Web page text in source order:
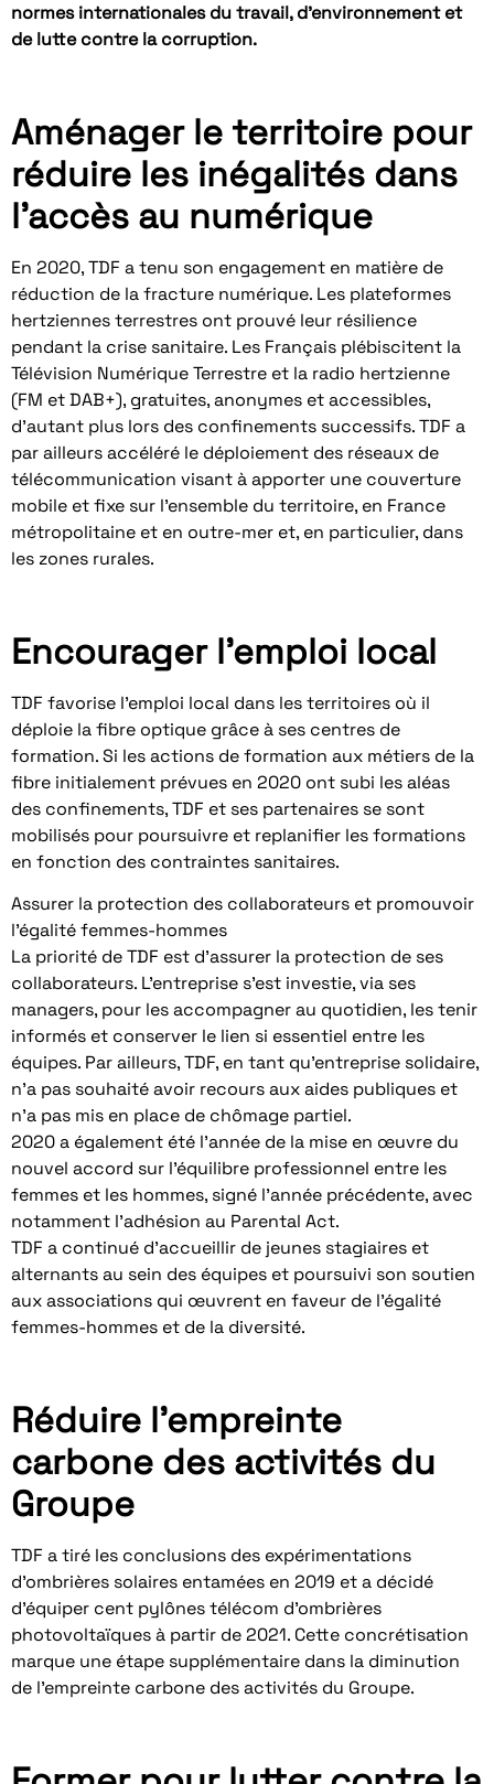
normes internationales du travail, d’environnement et
de lutte contre la corruption.
Aménager le territoire pour
réduire les inégalités dans
l’accès au numérique
En 2020, TDF a tenu son engagement en matière de
réduction de la fracture numérique. Les plateformes
hertziennes terrestres ont prouvé leur résilience
pendant la crise sanitaire. Les Français plébiscitent la
Télévision Numérique Terrestre et la radio hertzienne
(FM et DAB+), gratuites, anonymes et accessibles,
d’autant plus lors des confinements successifs. TDF a
par ailleurs accéléré le déploiement des réseaux de
télécommunication visant à apporter une couverture
mobile et fixe sur l’ensemble du territoire, en France
métropolitaine et en outre-mer et, en particulier, dans
les zones rurales.
Encourager l’emploi local
TDF favorise l’emploi local dans les territoires où il
déploie la fibre optique grâce à ses centres de
formation. Si les actions de formation aux métiers de la
fibre initialement prévues en 2020 ont subi les aléas
des confinements, TDF et ses partenaires se sont
mobilisés pour poursuivre et replanifier les formations
en fonction des contraintes sanitaires.
Assurer la protection des collaborateurs et promouvoir
l’égalité femmes-hommes
La priorité de TDF est d’assurer la protection de ses
collaborateurs. L’entreprise s’est investie, via ses
managers, pour les accompagner au quotidien, les tenir
informés et conserver le lien si essentiel entre les
équipes. Par ailleurs, TDF, en tant qu’entreprise solidaire,
n’a pas souhaité avoir recours aux aides publiques et
n’a pas mis en place de chômage partiel.
2020 a également été l’année de la mise en œuvre du
nouvel accord sur l’équilibre professionnel entre les
femmes et les hommes, signé l’année précédente, avec
notamment l’adhésion au Parental Act.
TDF a continué d’accueillir de jeunes stagiaires et
alternants au sein des équipes et poursuivi son soutien
aux associations qui œuvrent en faveur de l’égalité
femmes-hommes et de la diversité.
Réduire l’empreinte
carbone des activités du
Groupe
TDF a tiré les conclusions des expérimentations
d’ombrières solaires entamées en 2019 et a décidé
d’équiper cent pylônes télécom d’ombrières
photovoltaïques à partir de 2021. Cette concrétisation
marque une étape supplémentaire dans la diminution
de l’empreinte carbone des activités du Groupe.